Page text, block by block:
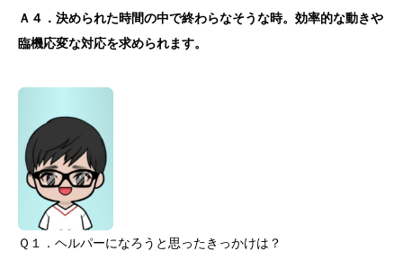
Ａ４．決められた時間の中で終わらなそうな時。効率的な動きや
臨機応変な対応を求められます。
Ｑ１．ヘルパーになろうと思ったきっかけは？